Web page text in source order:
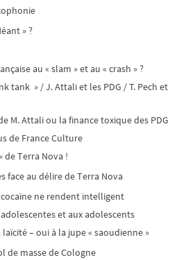
» ?
au « slam » et au « crash » ?
tank » / J. Attali et les PDG / T. Pech et
M. Attali ou la finance toxique des PDG
de France Culture
de Terra Nova !
face au délire de Terra Nova
ne rendent intelligent
et aux adolescents
– oui à la jupe « saoudienne »
de masse de Cologne